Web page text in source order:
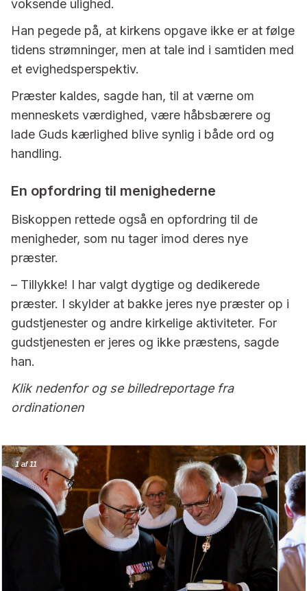
voksende ulighed.
Han pegede på, at kirkens opgave ikke er at følge
tidens strømninger, men at tale ind i samtiden med
et evighedsperspektiv.
Præster kaldes, sagde han, til at værne om
menneskets værdighed, være håbsbærere og
lade Guds kærlighed blive synlig i både ord og
handling.
En opfordring til menighederne
Biskoppen rettede også en opfordring til de
menigheder, som nu tager imod deres nye
præster.
– Tillykke! I har valgt dygtige og dedikerede
præster. I skylder at bakke jeres nye præster op i
gudstjenester og andre kirkelige aktiviteter. For
gudstjenesten er jeres og ikke præstens, sagde
han.
Klik nedenfor og se billedreportage fra
ordinationen
1af 11
1af 11